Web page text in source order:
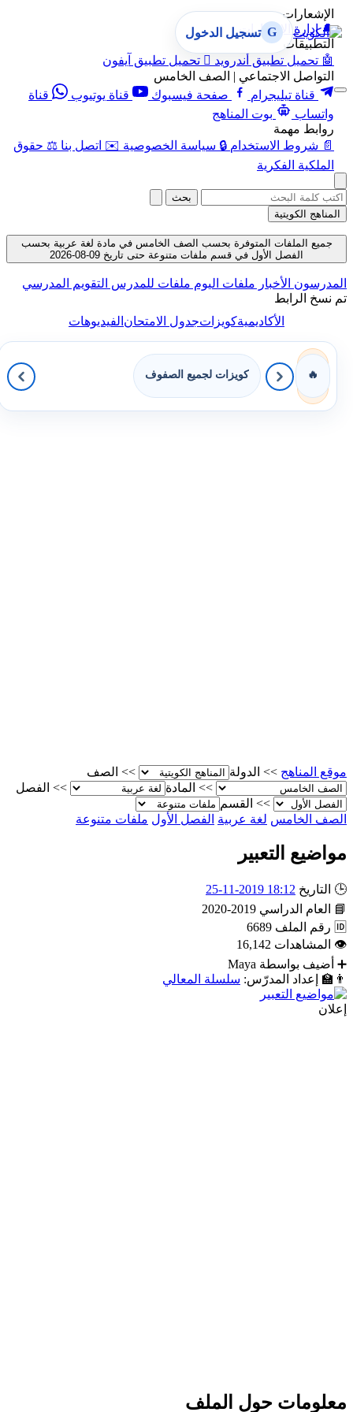
الإشعارات
🔔 إدارة الإشعارات
التطبيقات
🤖 تحميل تطبيق أندرويد  تحميل تطبيق آيفون
التواصل الاجتماعي | الصف الخامس
قناة تيليجرام
صفحة فيسبوك قناة يوتيوب
قناة
واتساب
بوت المناهج
روابط مهمة
📄 شروط الاستخدام 🔒 سياسة الخصوصية ✉️ اتصل بنا ⚖️ حقوق
الملكية الفكرية
G تسجيل الدخول
بحث
المناهج الكويتية
جميع الملفات المتوفرة بحسب الصف الخامس في مادة لغة عربية بحسب
الفصل الأول في قسم ملفات متنوعة حتى تاريخ 09-08-2026
المدرسون الأخبار ملفات اليوم ملفات للمدرس التقويم المدرسي
تم نسخ الرابط
الأكاديميةكويزاتجدول الامتحانالفيديوهات
🔥 كويزات لجميع الصفوف
موقع المناهج >> الدولة >>
الصف
>>
المادة >>
الفصل
>>
القسم
الصف الخامس لغة عربية الفصل الأول ملفات متنوعة
مواضيع التعبير
🕒 التاريخ 18:12 2019-11-25
📘
العام الدراسي 2019-2020
🆔 رقم الملف 6689
👁
المشاهدات 16,142
➕
أضيف بواسطة Maya
👨‍🏫
إعداد المدرّس: سلسلة المعالي
إعلان
معلومات حول الملف